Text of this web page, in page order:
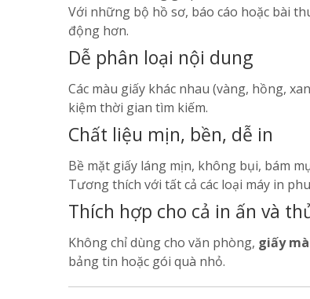
Với những bộ hồ sơ, báo cáo hoặc bài
động hơn.
Dễ phân loại nội dung
Các màu giấy khác nhau (vàng, hồng,
kiệm thời gian tìm kiếm.
Chất liệu mịn, bền, dễ in
Bề mặt giấy láng mịn, không bụi, bám
Tương thích với tất cả các loại máy in
Thích hợp cho cả in ấn và
Không chỉ dùng cho văn phòng, giấy
bảng tin hoặc gói quà nhỏ.